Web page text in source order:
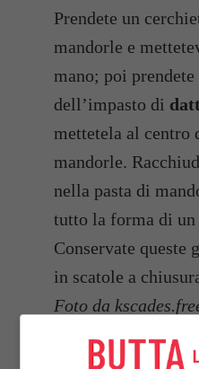
Prendete un
mandorle e
mano; poi
dell’impasto di
mettetela al centro
mandorle.
nella pasta di
tutto la forma di
Conservate queste
in scatole a
Foto da